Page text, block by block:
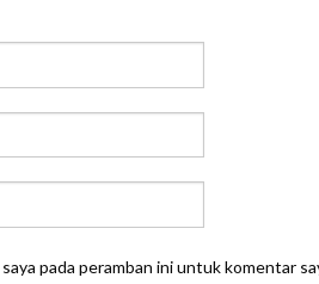
pada peramban ini untuk komentar